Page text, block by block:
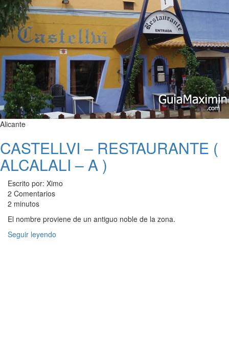
Alicante
CASTELLVI – RESTAURANTE (
ALCALALI – A )
Escrito por: Ximo
2 Comentarios
2 minutos
El nombre proviene de un antiguo noble de la zona.
Seguir leyendo